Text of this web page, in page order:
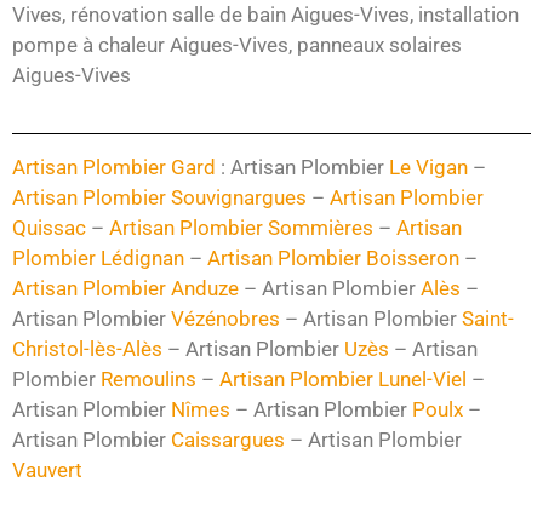
Vives, rénovation salle de bain Aigues-Vives, installation
pompe à chaleur Aigues-Vives, panneaux solaires
Aigues-Vives
Artisan Plombier Gard : Artisan Plombier Le Vigan –
Artisan Plombier Souvignargues – Artisan Plombier
Quissac – Artisan Plombier Sommières – Artisan
Plombier Lédignan – Artisan Plombier Boisseron –
Artisan Plombier Anduze – Artisan Plombier Alès –
Artisan Plombier Vézénobres – Artisan Plombier Saint-
Christol-lès-Alès – Artisan Plombier Uzès – Artisan
Plombier Remoulins – Artisan Plombier Lunel-Viel –
Artisan Plombier Nîmes – Artisan Plombier Poulx –
Artisan Plombier Caissargues – Artisan Plombier
Vauvert